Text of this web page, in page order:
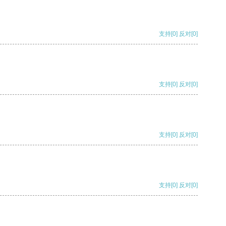
支持[0] 反对[0]
支持[0] 反对[0]
支持[0] 反对[0]
支持[0] 反对[0]